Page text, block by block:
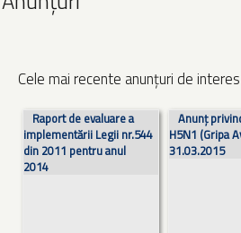
Cele mai recente anunțuri de
Raport de evaluare a
implementării Legii nr.544
din 2011 pentru anul
2014
Anunț
H5N1 (Gripa
31.03.2015
Pagini